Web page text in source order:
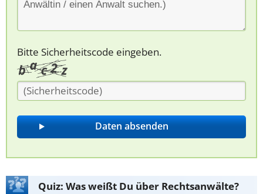
Bitte Sicherheitscode eingeben.
Quiz: Was weißt Du über Rechtsanwälte?